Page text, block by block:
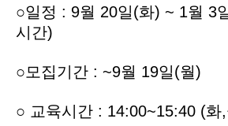
○일정 : 9월 20일(화) ~ 1월 3
시간)
○모집기간 : ~9월 19일(월)
○ 교육시간 : 14:00~15:40 (화